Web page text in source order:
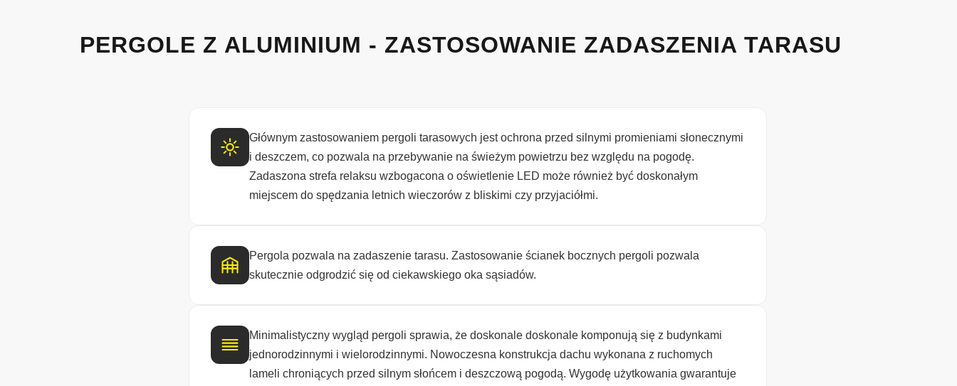
PERGOLE Z ALUMINIUM - ZASTOSOWANIE ZADASZENIA TARASU
Głównym zastosowaniem pergoli tarasowych jest ochrona przed silnymi promieniami słonecznymi
i deszczem, co pozwala na przebywanie na świeżym powietrzu bez względu na pogodę.
Zadaszona strefa relaksu wzbogacona o oświetlenie LED może również być doskonałym
miejscem do spędzania letnich wieczorów z bliskimi czy przyjaciółmi.
Pergola pozwala na zadaszenie tarasu. Zastosowanie ścianek bocznych pergoli pozwala
skutecznie odgrodzić się od ciekawskiego oka sąsiadów.
Minimalistyczny wygląd pergoli sprawia, że doskonale doskonale komponują się z budynkami
jednorodzinnymi i wielorodzinnymi. Nowoczesna konstrukcja dachu wykonana z ruchomych
lameli chroniących przed silnym słońcem i deszczową pogodą. Wygodę użytkowania gwarantuje